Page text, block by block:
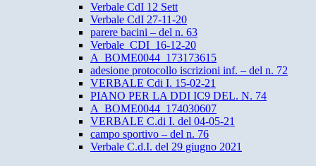
Verbale CdI 12 Sett
Verbale CdI 27-11-20
parere bacini – del n. 63
Verbale_CDI_16-12-20
A_BOME0044_173173615
adesione protocollo iscrizioni inf. – del n. 72
VERBALE Cdi I. 15-02-21
PIANO PER LA DDI IC9 DEL. N. 74
A_BOME0044_174030607
VERBALE C.di I. del 04-05-21
campo sportivo – del n. 76
Verbale C.d.I. del 29 giugno 2021